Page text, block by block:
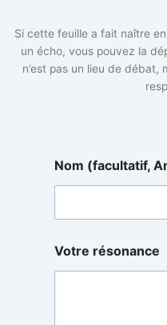
Si cette feuille a fait naître
un écho, vous pouvez la
n’est pas un lieu de
Nom (facultatif,
é
f
Votre résonance